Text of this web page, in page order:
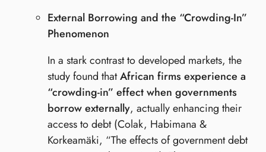
External Borrowing and the “Crowding-In”
Phenomenon
In a stark contrast to developed markets, the
study found thatAfrican firms experience a
“crowding-in” effect when governments
borrow externally, actually enhancing their
access to debt (Colak, Habimana &
Korkeamäki, “The effects of government debt